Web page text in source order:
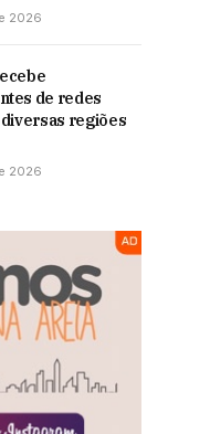
2026
de redes
regiões
2026